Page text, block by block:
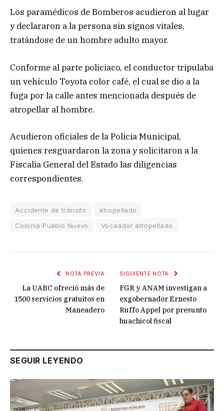
Los paramédicos de Bomberos acudieron al lugar
y declararon a la persona sin signos vitales,
tratándose de un hombre adulto mayor.
Conforme al parte policiaco, el conductor tripulaba
un vehículo Toyota color café, el cual se dio a la
fuga por la calle antes mencionada después de
atropellar al hombre.
Acudieron oficiales de la Policía Municipal,
quienes resguardaron la zona y solicitaron a la
Fiscalía General del Estado las diligencias
correspondientes.
Accidente de tránsito
atropellado
Colonia Pueblo Nuevo
Voceador atropellado
NOTA PREVIA
La UABC ofreció más de
1500 servicios gratuitos en
Maneadero
SIGUIENTE NOTA
FGR y ANAM investigan a
exgobernador Ernesto
Ruffo Appel por presunto
huachicol fiscal
SEGUIR LEYENDO